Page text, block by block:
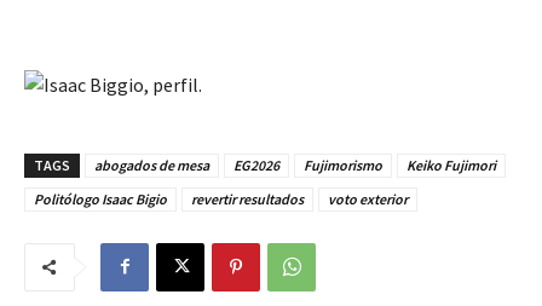
TAGS abogados de mesa EG2026 Fujimorismo
Keiko Fujimori
Politólogo Isaac Bigio
revertir resultados voto exterior